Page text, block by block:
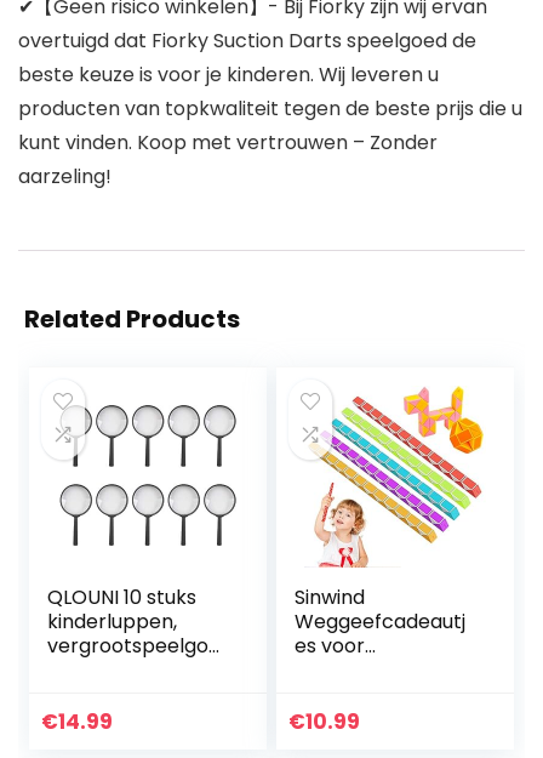
✔【Geen risico winkelen】- Bij Fiorky zijn wij ervan
overtuigd dat Fiorky Suction Darts speelgoed de
beste keuze is voor je kinderen. Wij leveren u
producten van topkwaliteit tegen de beste prijs die u
kunt vinden. Koop met vertrouwen – Zonder
aarzeling!
Related Products
QLOUNI 10 stuks
kinderluppen,
vergrootspeelgoe
zakloep voor
€14.99
Sinwind
Weggeefcadeautj
es voor
blokken, magische
€10.99